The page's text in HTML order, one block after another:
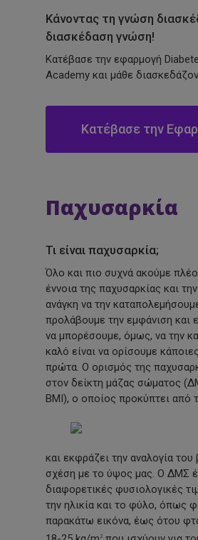
Κάνοντας τη γνώση
διασκέδαση γνώση!
Κατέβασε την εφαρμογή
Academy και μάθε
Κατέβασε την
Παχυσαρκία
Τι είναι παχυσαρκία;
Όλο και πιο συχνά ακούμε
έννοια της παχυσαρκίας και
ανάγκη να την
προλάβουμε την εμφάνιση και
να μπορέσουμε, όμως, να την
καλό είναι να ορίσουμε
πρώτα. Ο ορισμός της
στον δείκτη μάζας σώματος
ΒΜΙ), ο οποίος προκύπτει από
και εκφράζει την αναλογία
σχέση με το ύψος μας. Ο ΔΜΣ
διαφορετικές φυσιολογικές
την ηλικία και το φύλο, όπως
παρακάτω εικόνα, έως ότου
2